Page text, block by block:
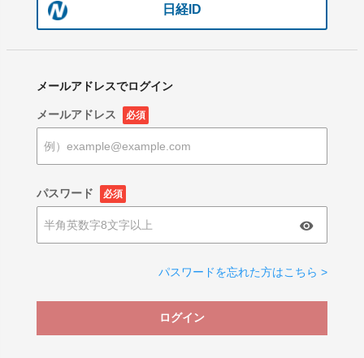
日経ID
メールアドレスでログイン
メールアドレス 必須
パスワード 必須
パスワードを忘れた方はこちら >
ログイン